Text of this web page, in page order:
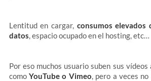
Lentitud en cargar, consumos elevados
datos, espacio ocupado en el hosting, etc…
Por eso muchos usuario suben sus
como YouTube o Vimeo, pero a veces